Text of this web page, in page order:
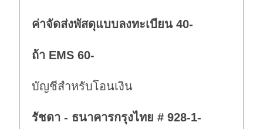
ค่าจัดส่งพัสดุแบบลงทะเบียน 40-
ถ้า EMS 60-
บัญชีสำหรับโอนเงิน
รัชดา - ธนาคารกรุงไทย # 928-1-